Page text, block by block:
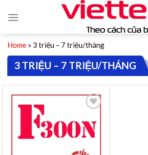
Home » 3 triệu – 7 triệu/tháng
3 TRIỆU – 7 TRIỆU/THÁNG
Add to
wishlist